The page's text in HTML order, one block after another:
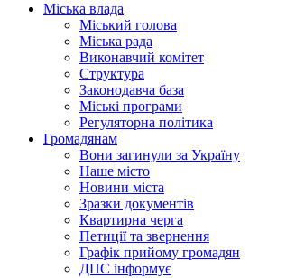
Міська влада
Міський голова
Міська рада
Виконавчий комітет
Структура
Законодавча база
Міські програми
Регуляторна політика
Громадянам
Вони загинули за Україну
Наше місто
Новини міста
Зразки документів
Квартирна черга
Петиції та звернення
Графік прийому громадян
ДПС інформує